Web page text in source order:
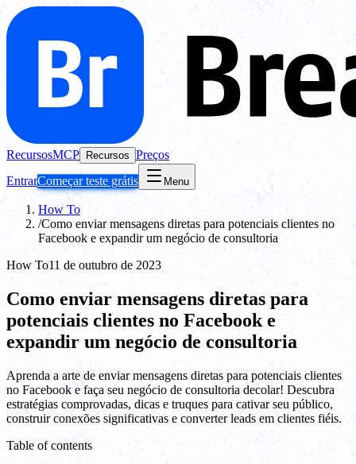
RecursosMCP Recursos Preços
EntrarComeçar teste grátis Menu
How To
/Como enviar mensagens diretas para potenciais clientes no
Facebook e expandir um negócio de consultoria
How To11 de outubro de 2023
Como enviar mensagens diretas para
potenciais clientes no Facebook e
expandir um negócio de consultoria
Aprenda a arte de enviar mensagens diretas para potenciais clientes
no Facebook e faça seu negócio de consultoria decolar! Descubra
estratégias comprovadas, dicas e truques para cativar seu público,
construir conexões significativas e converter leads em clientes fiéis.
Table of contents